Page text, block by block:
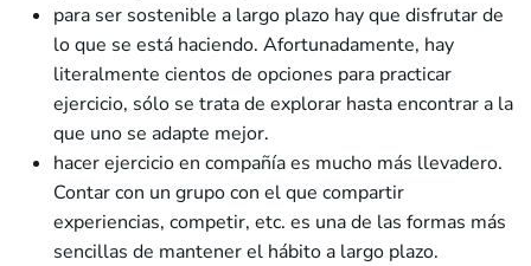
para ser sostenible a largo plazo hay que disfrutar de
lo que se está haciendo. Afortunadamente, hay
literalmente cientos de opciones para practicar
ejercicio, sólo se trata de explorar hasta encontrar a la
que uno se adapte mejor.
hacer ejercicio en compañía es mucho más llevadero.
Contar con un grupo con el que compartir
experiencias, competir, etc. es una de las formas más
sencillas de mantener el hábito a largo plazo.